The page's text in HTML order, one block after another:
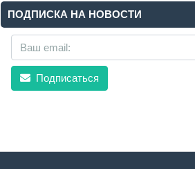
ПОДПИСКА НА НОВОСТИ
Подписаться